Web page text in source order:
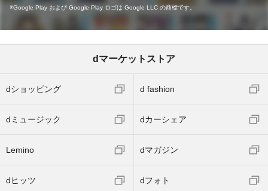
Google Play および Google Play ロゴは Google LLC の商標です。
dマーケットストア
dショッピング d fashion
dミュージック dカーシェア
Lemino dマガジン
dヒッツ dフォト